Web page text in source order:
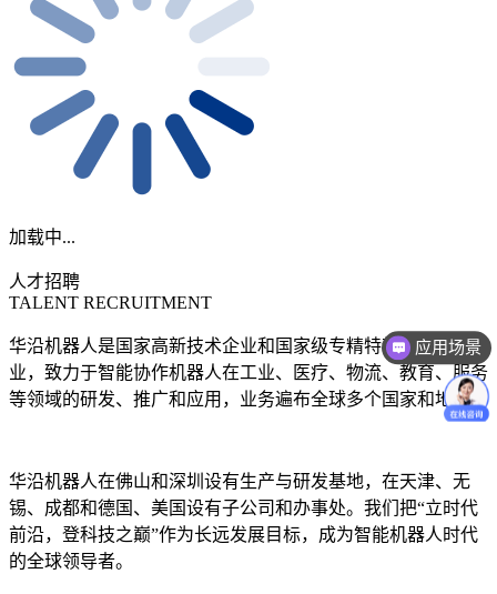
加载中...
人才招聘
TALENT RECRUITMENT
华沿机器人是国家高新技术企业和国家级专精特新小巨人企
业，致力于智能协作机器人在工业、医疗、物流、教育、服务
等领域的研发、推广和应用，业务遍布全球多个国家和地区。
华沿机器人在佛山和深圳设有生产与研发基地，在天津、无
锡、成都和德国、美国设有子公司和办事处。我们把“立时代
前沿，登科技之巅”作为长远发展目标，成为智能机器人时代
的全球领导者。
应用场景
价格咨询